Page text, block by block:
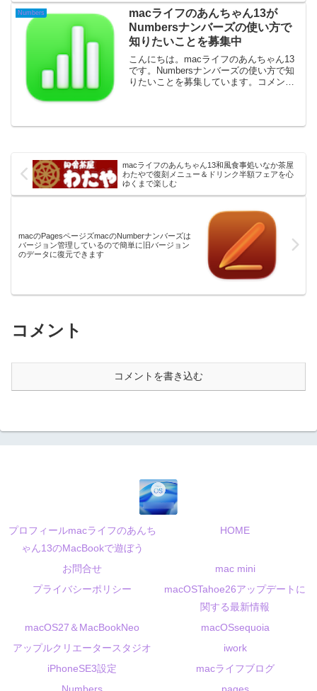
Numbers
macライフのあんちゃん13が
Numbersナンバーズの使い方で
知りたいことを募集中
こんにちは。macライフのあんちゃん13
です。Numbersナンバーズの使い方で知
りたいことを募集しています。コメント
くN...
macライフのあんちゃん13和風食事処いなか茶屋
わたやで復刻メニュー＆ドリンク半額フェアを心
ゆくまで楽しむ
macのPagesページズmacのNumberナンバーズは
バージョン管理しているので簡単に旧バージョン
のデータに復元できます
コメント
コメントを書き込む
プロフィールmacライフのあんち
ゃん13のMacBookで遊ぼう
HOME
お問合せ
mac mini
プライバシーポリシー
macOSTahoe26アップデートに
関する最新情報
macOS27＆MacBookNeo
macOSsequoia
アップルクリエータースタジオ
iwork
iPhoneSE3設定
macライフブログ